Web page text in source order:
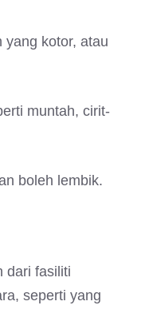
yang kotor, atau
muntah, cirit-
boleh lembik.
dari fasiliti
seperti yang